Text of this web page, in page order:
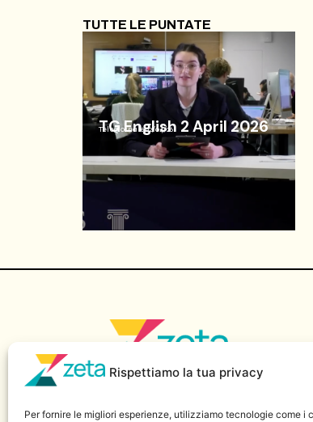
Rispettiamo la tua privacy
Per fornire le migliori esperienze, utilizziamo tecnologie come i
TG English 2 April 2026
Telegiornale02/04/26
TUTTE LE PUNTATE
Sito di informazione della Scuola Superiore di